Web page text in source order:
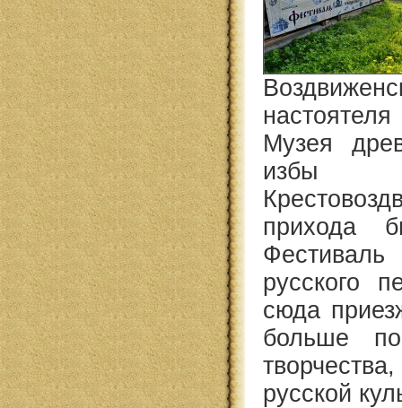
Музея
избы
прихода
русского
сюда
больше
русской